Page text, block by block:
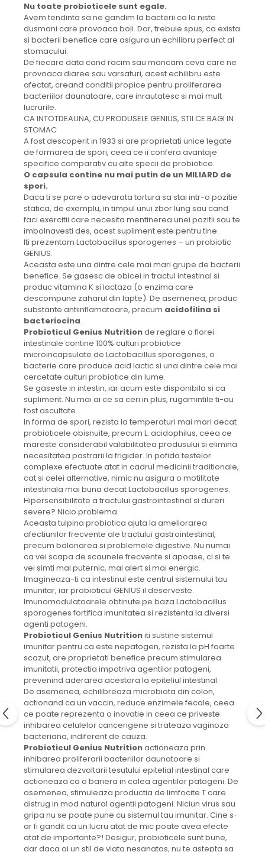
Nu toate probioticele sunt egale.
Avem tendinta sa ne gandim la bacterii ca la niste
dusmani care provoaca boli. Dar, trebuie spus, ca exista
si bacterii benefice care asigura un echilibru perfect al
stomacului.
De fiecare data cand racim sau mancam ceva care ne
provoaca diaree sau varsaturi, acest echilibru este
afectat, creand conditii propice pentru proliferarea
bacteriilor daunatoare, care inrautatesc si mai mult
lucrurile.
CA INTOTDEAUNA, CU PRODUSELE GENIUS, STII CE BAGI IN
STOMAC
A fost descoperit in 1933 si are proprietati unice legate
de formarea de spori, ceea ce ii confera avantaje
specifice comparativ cu alte specii de probiotice.
O capsula contine nu mai putin de un MILIARD de
spori.
Daca ti se pare o adevarata tortura sa stai intr-o pozitie
statica, de exemplu, in timpul unui zbor lung sau cand
faci exercitii care necesita mentinerea unei pozitii sau te
imbolnavesti des, acest supliment este pentru tine.
Iti prezentam Lactobacillus sporogenes – un probiotic
GENIUS.
Aceasta este una dintre cele mai mari grupe de bacterii
benefice. Se gasesc de obicei in tractul intestinal si
produc vitamina K si lactaza (o enzima care
descompune zaharul din lapte). De asemenea, produc
substante antiinflamatoare, precum acidofilina si
bacteriocina.
Probioticul Genius Nutritionde reglare a florei
intestinale contine 100% culturi probiotice
microincapsulate de Lactobacillus sporogenes, o
bacterie care produce acid lactic si una dintre cele mai
cercetate culturi probiotice din lume.
Se gaseste in intestin, iar acum este disponibila si ca
supliment. Nu mai ai ce sa ceri in plus, rugamintile ti-au
fost ascultate.
In forma de spori, rezista la temperaturi mai mari decat
probioticele obisnuite, precum L. acidophilus, ceea ce
mareste considerabil valabilitatea produsului si elimina
necesitatea pastrarii la frigider. In pofida testelor
complexe efectuate atat in cadrul medicinii traditionale,
cat si celei alternative, nimic nu asigura o motilitate
intestinala mai buna decat Lactobacillus sporogenes.
Hipersensibilitate a tractului gastrointestinal si dureri
severe? Nicio problema.
Aceasta tulpina probiotica ajuta la ameliorarea
afectiunilor frecvente ale tractului gastrointestinal,
precum balonarea si problemele digestive. Nu numai
ca vei scapa de scaunele frecvente si apoase, ci si te
vei simti mai puternic, mai alert si mai energic.
Imagineaza-ti ca intestinul este centrul sistemului tau
imunitar, iar probioticul GENIUS il deserveste.
Imunomodulatoarele obtinute pe baza Lactobacillus
sporogenes fortifica imunitatea si rezistenta la diversi
agenti patogeni.
Probioticul Genius Nutritioniti sustine sistemul
imunitar pentru ca este nepatogen, rezista la pH foarte
scazut, are proprietati benefice precum stimularea
imunitatii, protectia impotriva agentilor patogeni,
prevenind aderarea acestora la epiteliul intestinal.
De asemenea, echilibreaza microbiota din colon,
actionand ca un vaccin, reduce enzimele fecale, ceea
ce poate reprezenta o inovatie in ceea ce priveste
inhibarea celulelor cancerigene si trateaza vaginoza
bacteriana, indiferent de cauza.
Probioticul Genius Nutritionactioneaza prin
inhibarea proliferarii bacteriilor daunatoare si
stimularea dezvoltarii tesutului epitelial intestinal care
actioneaza ca o bariera in calea agentilor patogeni. De
asemenea, stimuleaza productia de limfocite T care
distrug in mod natural agentii patogeni. Niciun virus sau
gripa nu se poate pune cu sistemul tau imunitar. Cine s-
ar fi gandit ca un lucru atat de mic poate avea efecte
atat de importante?! Desigur, probioticele sunt bune,
dar daca ai un stil de viata nesanatos, nu te astepta sa